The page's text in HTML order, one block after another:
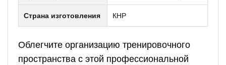
Страна изготовления КНР
Облегчите организацию тренировочного
пространства с этой профессиональной